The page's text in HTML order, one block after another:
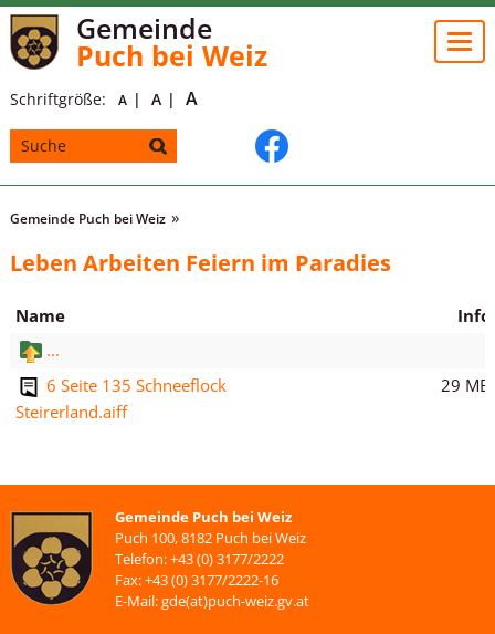
Gemeinde
Puch bei Weiz
Schriftgröße: A A A
Gemeinde Puch bei Weiz
Leben Arbeiten Feiern im Paradies
Name
Info
...
6 Seite 135 Schneeflock
Steirerland.aiff
29 MB
Gemeinde Puch bei Weiz
Puch 100, 8182 Puch bei Weiz
Telefon: +43 (0) 3177/2222
Fax: +43 (0) 3177/2222-16
E-Mail: gde(at)puch-weiz.gv.at